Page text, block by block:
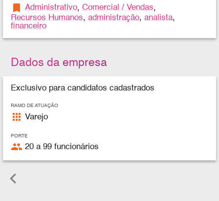
bookmark Administrativo,Comercial / Vendas,
Recursos Humanos,administração,analista,
financeiro
Dados da empresa
Exclusivo para candidatos cadastrados
RAMO DE ATUAÇÃO
apps Varejo
PORTE
people 20 a 99 funcionários
keyboard_arrow_left